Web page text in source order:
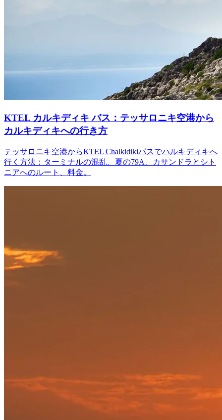
KTEL カルキディキ バス：テッサロニキ空港から
カルキディキへの行き方
テッサロニキ空港からKTEL Chalkidikiバスでハルキディキへ
行く方法：ターミナルの混乱、夏の79A、カサンドラとシト
ニアへのルート、料金。